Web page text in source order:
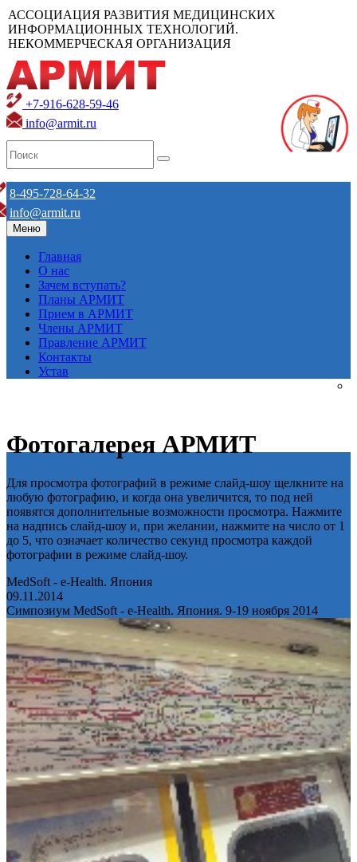
АССОЦИАЦИЯ РАЗВИТИЯ МЕДИЦИНСКИХ
ИНФОРМАЦИОННЫХ ТЕХНОЛОГИЙ.
НЕКОММЕРЧЕСКАЯ ОРГАНИЗАЦИЯ
+7-916-628-59-46
info@armit.ru
8-495-728-64-32
info@armit.ru
Меню
Главная
О нас
Зачем вступать?
Планы АРМИТ
Прием в АРМИТ
Члены АРМИТ
Правление АРМИТ
Контакты
Устав
Фотогалерея АРМИТ
Для просмотра фотографий в режиме слайд-шоу щелкните на
любую фотографию, и когда она увеличится, то под ней
появятся дополнительные возможности просмотра. Нажмите
на надпись слайд-шоу и, при желании, нажмите на число от 1
до 5, что означает количество секунд просмотра каждой
фотографии в режиме слайд-шоу.
MedSoft - e-Health. Япония
09.11.2014
Симпозиум MedSoft - e-Health. Япония. 9-19 ноября 2014